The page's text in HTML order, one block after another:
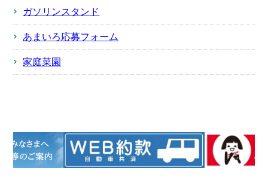
ガソリンスタンド
あまいろ応募フォーム
家庭菜園